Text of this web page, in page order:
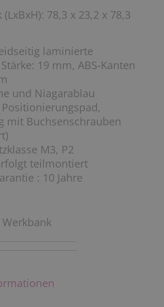
78,3 x 23,2 x 78,3
laminierte
19 mm, ABS-Kanten
und Niagarablau
mit Buchsenschrauben
M3, P2
teilmontiert
: 10 Jahre
Werkbank